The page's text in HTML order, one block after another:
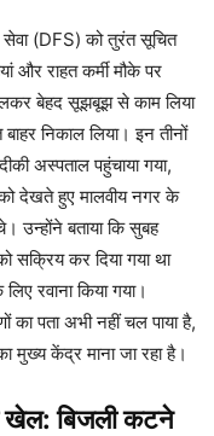
सेवा (DFS) को तुरंत सूचित
और राहत कर्मी मौके पर
बेहद सूझबूझ से काम लिया
निकाल लिया। इन तीनों
अस्पताल पहुंचाया गया,
देखते हुए मालवीय नगर के
उन्होंने बताया कि सुबह
सक्रिय कर दिया गया था
रवाना किया गया।
पता अभी नहीं चल पाया है,
मुख्य केंद्र माना जा रहा है।
खेल: बिजली कटने